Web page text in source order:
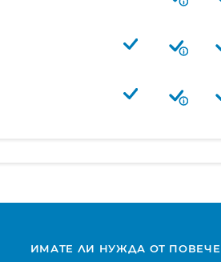
ИМАТЕ ЛИ НУЖДА ОТ